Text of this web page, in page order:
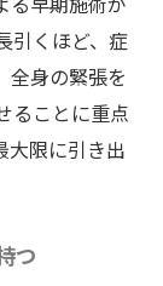
引くほど、症
全身の緊張を
ることに重点
大限に引き出
つ